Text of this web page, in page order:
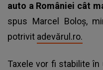
auto a României cât
spus Marcel Boloş,
potrivit adevărul.ro.
Taxele vor fi stabilite în